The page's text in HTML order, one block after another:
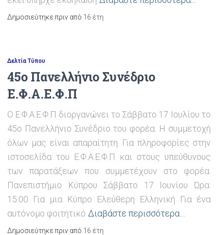
Δημοσιεύτηκε πριν από 16 έτη
Δελτία Τύπου
45o Πανελλήνιο Συνέδριο
Ε.Φ.Α.Ε.Φ.Π
Ο Ε.Φ.Α.Ε.Φ.Π διοργανώνει το Σάββατο 17 Ιουλίου το
45ο Πανελλήνιο Συνέδριο του φορέα. Η συμμετοχή
όλων μας είναι απαραίτητη. Για πληροφορίες στην
ιστοσελίδα του Ε.Φ.Α.Ε.Φ.Π και στους υπεύθυνους
των παρατάξεων που συμμετέχουν στο φορέα.
Πανεπιστήμιο Κύπρου Σάββατο 17 Ιουνίου Ώρα:
15:00 Για μια Κύπρο Ελεύθερη Ελληνική Για ένα
αυτόνομο φοιτητικό Διαβάστε περισσότερα…
Δημοσιεύτηκε πριν από 16 έτη